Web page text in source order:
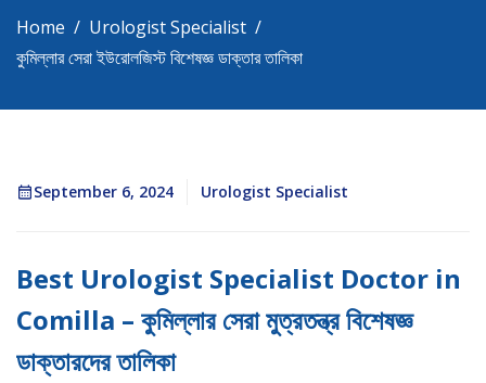
Home
Urologist Specialist
কুমিল্লার সেরা ইউরোলজিস্ট বিশেষজ্ঞ ডাক্তার তালিকা
September 6, 2024 Urologist Specialist
Best Urologist Specialist Doctor in
Comilla – কুমিল্লার সেরা মুত্রতন্ত্র বিশেষজ্ঞ
ডাক্তারদের তালিকা